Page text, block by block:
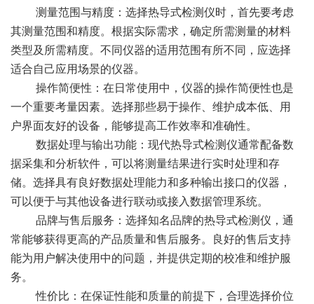
测量范围与精度：选择热导式检测仪时，首先要考虑
其测量范围和精度。根据实际需求，确定所需测量的材料
类型及所需精度。不同仪器的适用范围有所不同，应选择
适合自己应用场景的仪器。
操作简便性：在日常使用中，仪器的操作简便性也是
一个重要考量因素。选择那些易于操作、维护成本低、用
户界面友好的设备，能够提高工作效率和准确性。
数据处理与输出功能：现代热导式检测仪通常配备数
据采集和分析软件，可以将测量结果进行实时处理和存
储。选择具有良好数据处理能力和多种输出接口的仪器，
可以便于与其他设备进行联动或接入数据管理系统。
品牌与售后服务：选择知名品牌的热导式检测仪，通
常能够获得更高的产品质量和售后服务。良好的售后支持
能为用户解决使用中的问题，并提供定期的校准和维护服
务。
性价比：在保证性能和质量的前提下，合理选择价位